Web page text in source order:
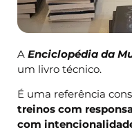
A Enciclopédia da
um livro técnico.
É uma referência
treinos com
com